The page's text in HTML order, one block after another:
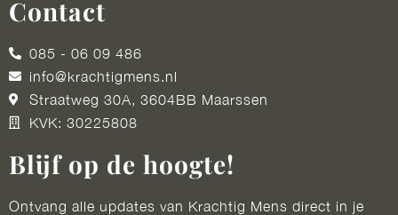
Contact
085 - 06 09 486
info@krachtigmens.nl
Straatweg 30A, 3604BB Maarssen
KVK: 30225808
Blijf op de hoogte!
Ontvang alle updates van Krachtig Mens direct in je